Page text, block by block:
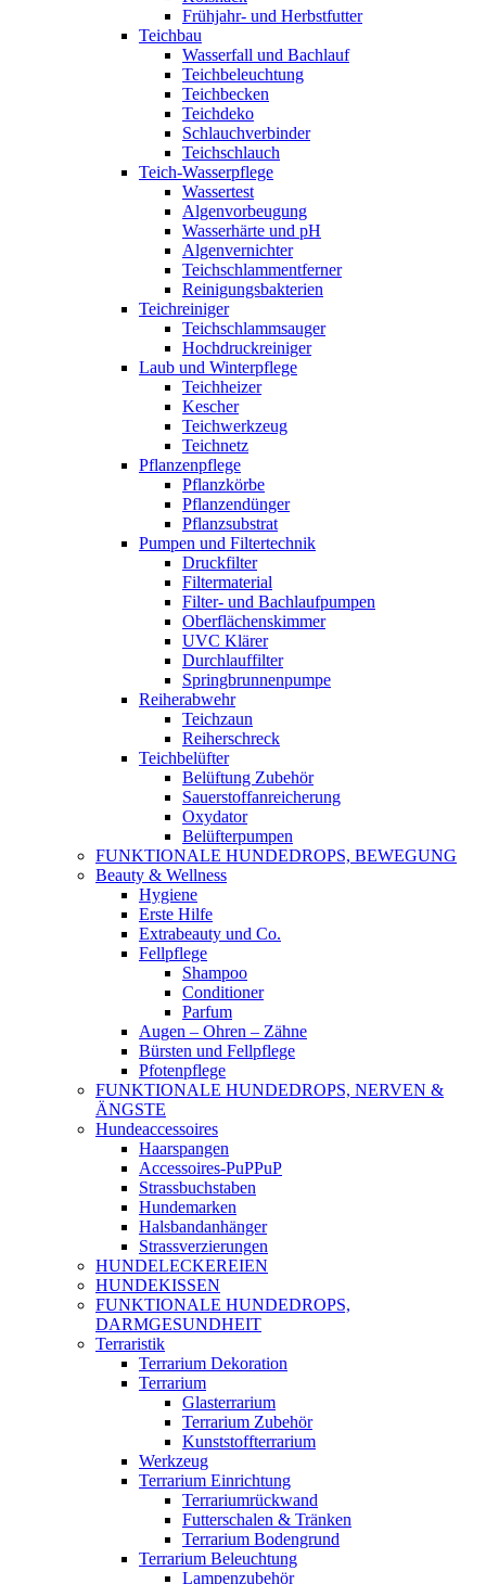
Frühjahr- und Herbstfutter
Teichbau
Wasserfall und Bachlauf
Teichbeleuchtung
Teichbecken
Teichdeko
Schlauchverbinder
Teichschlauch
Teich-Wasserpflege
Wassertest
Algenvorbeugung
Wasserhärte und pH
Algenvernichter
Teichschlammentferner
Reinigungsbakterien
Teichreiniger
Teichschlammsauger
Hochdruckreiniger
Laub und Winterpflege
Teichheizer
Kescher
Teichwerkzeug
Teichnetz
Pflanzenpflege
Pflanzkörbe
Pflanzendünger
Pflanzsubstrat
Pumpen und Filtertechnik
Druckfilter
Filtermaterial
Filter- und Bachlaufpumpen
Oberflächenskimmer
UVC Klärer
Durchlauffilter
Springbrunnenpumpe
Reiherabwehr
Teichzaun
Reiherschreck
Teichbelüfter
Belüftung Zubehör
Sauerstoffanreicherung
Oxydator
Belüfterpumpen
FUNKTIONALE HUNDEDROPS, BEWEGUNG
Beauty & Wellness
Hygiene
Erste Hilfe
Extrabeauty und Co.
Fellpflege
Shampoo
Conditioner
Parfum
Augen – Ohren – Zähne
Bürsten und Fellpflege
Pfotenpflege
FUNKTIONALE HUNDEDROPS, NERVEN &
ÄNGSTE
Hundeaccessoires
Haarspangen
Accessoires-PuPPuP
Strassbuchstaben
Hundemarken
Halsbandanhänger
Strassverzierungen
HUNDELECKEREIEN
HUNDEKISSEN
FUNKTIONALE HUNDEDROPS,
DARMGESUNDHEIT
Terraristik
Terrarium Dekoration
Terrarium
Glasterrarium
Terrarium Zubehör
Kunststoffterrarium
Werkzeug
Terrarium Einrichtung
Terrariumrückwand
Futterschalen & Tränken
Terrarium Bodengrund
Terrarium Beleuchtung
Lampenzubehör